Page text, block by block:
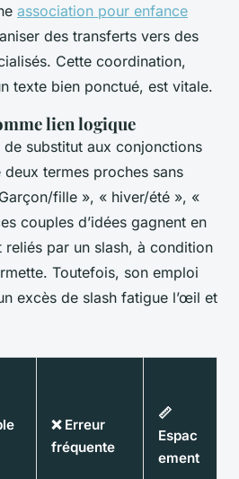
association pour enfance
des transferts vers des
Cette coordination,
texte bien ponctué, est vitale.
lien logique
de substitut aux conjonctions
termes proches sans
fille », « hiver/été », «
couples d’idées gagnent en
reliés par un slash, à condition
Toutefois, son emploi
excès de slash fatigue l’œil et
❌ Erreur
fréquente
📏
Espac
ement